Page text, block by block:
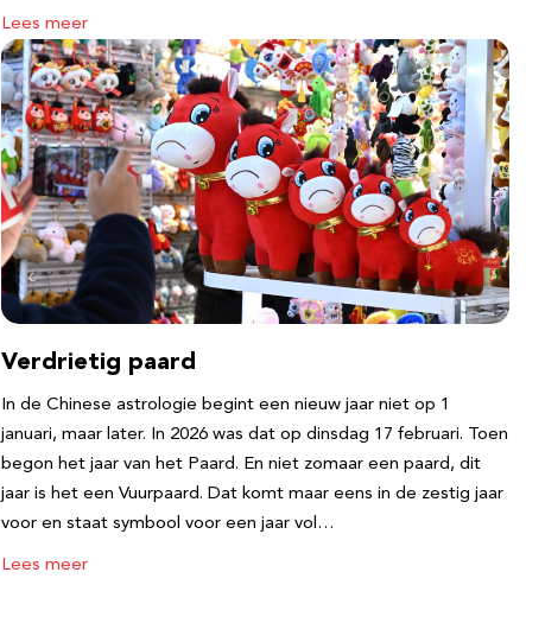
Lees meer
Verdrietig paard
In de Chinese astrologie begint een nieuw jaar niet op 1
januari, maar later. In 2026 was dat op dinsdag 17 februari. Toen
begon het jaar van het Paard. En niet zomaar een paard, dit
jaar is het een Vuurpaard. Dat komt maar eens in de zestig jaar
voor en staat symbool voor een jaar vol…
Lees meer